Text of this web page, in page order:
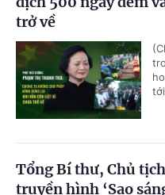
trở về
Tổng Bí thư, Chủ
truyền hình ‘Sao